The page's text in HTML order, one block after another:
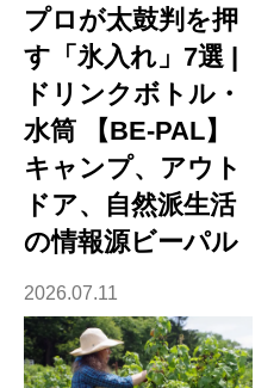
プロが太鼓判を押
す「氷入れ」7選 |
ドリンクボトル・
水筒 【BE-PAL】
キャンプ、アウト
ドア、自然派生活
の情報源ビーパル
2026.07.11